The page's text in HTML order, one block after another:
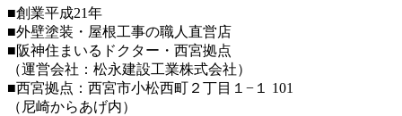
■創業平成21年
■外壁塗装・屋根工事の職人直営店
■阪神住まいるドクター・西宮拠点
（運営会社：松永建設工業株式会社）
■西宮拠点：西宮市小松西町２丁目１−１ 101
（尼崎からあげ内）